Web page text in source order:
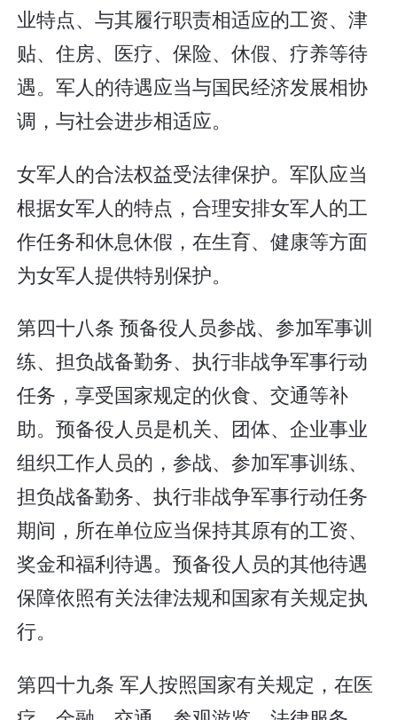
业特点、与其履行职责相适应的工资、津
贴、住房、医疗、保险、休假、疗养等待
遇。军人的待遇应当与国民经济发展相协
调，与社会进步相适应。
女军人的合法权益受法律保护。军队应当
根据女军人的特点，合理安排女军人的工
作任务和休息休假，在生育、健康等方面
为女军人提供特别保护。
第四十八条 预备役人员参战、参加军事训
练、担负战备勤务、执行非战争军事行动
任务，享受国家规定的伙食、交通等补
助。预备役人员是机关、团体、企业事业
组织工作人员的，参战、参加军事训练、
担负战备勤务、执行非战争军事行动任务
期间，所在单位应当保持其原有的工资、
奖金和福利待遇。预备役人员的其他待遇
保障依照有关法律法规和国家有关规定执
行。
第四十九条 军人按照国家有关规定，在医